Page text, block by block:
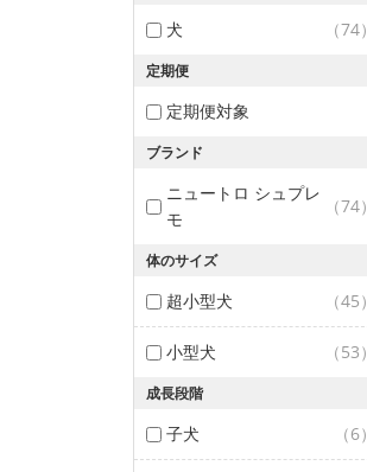
犬 （74）
定期便
定期便対象
ブランド
ニュートロ シュプレ
モ
（74）
体のサイズ
超小型犬 （45）
小型犬 （53）
成長段階
子犬 （6）